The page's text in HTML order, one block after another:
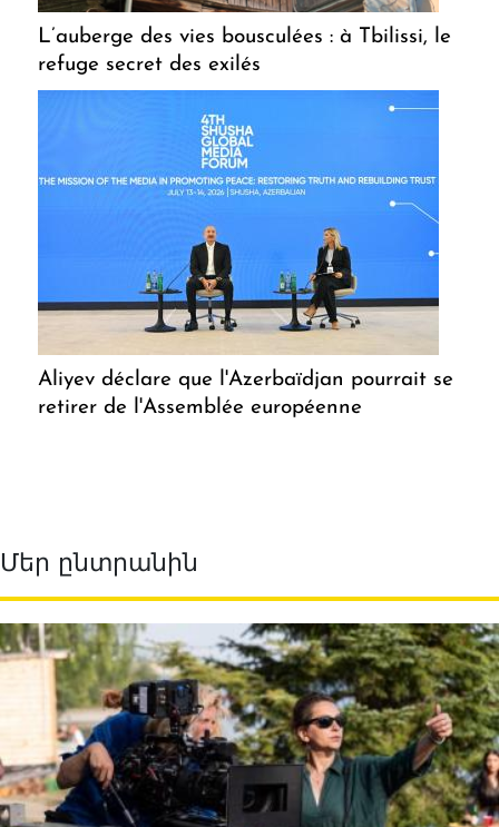
L’auberge des vies bousculées : à Tbilissi, le
refuge secret des exilés
Aliyev déclare que l'Azerbaïdjan pourrait se
retirer de l'Assemblée européenne
Մեր ընտրանին